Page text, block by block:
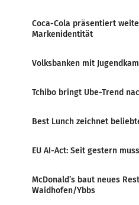
Coca-Cola präsentiert
Markenidentität
Volksbanken mit
Tchibo bringt Ube-Trend
Best Lunch zeichnet
EU AI-Act: Seit gestern
McDonald’s baut neues
Waidhofen/Ybbs